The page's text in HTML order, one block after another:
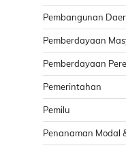
Pembangunan
Pemberdayaan
Pemberdayaan
Pemerintahan
Pemilu
Penanaman Modal